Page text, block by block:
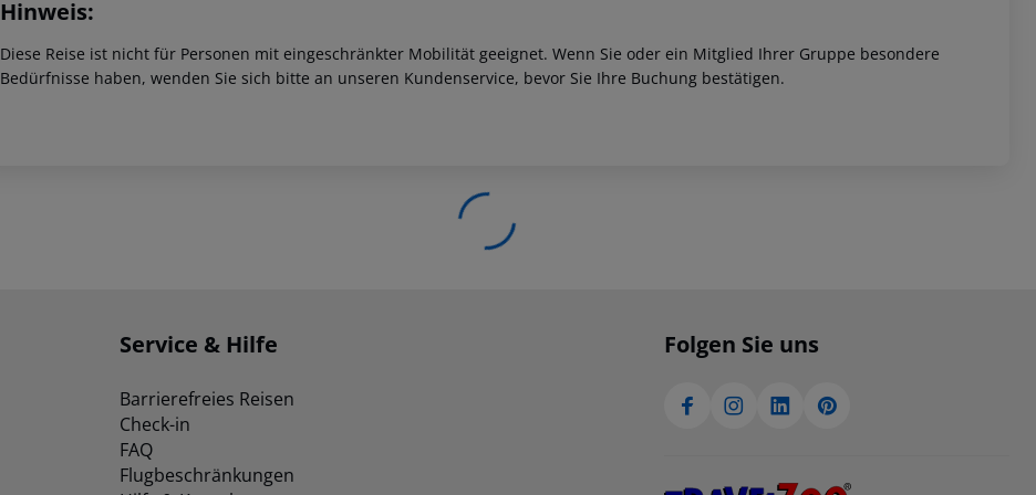
Hinweis:
Diese Reise ist nicht für Personen mit eingeschränkter Mobilität geeignet. Wenn Sie oder ein Mitglied Ihrer Gruppe besondere
Bedürfnisse haben, wenden Sie sich bitte an unseren Kundenservice, bevor Sie Ihre Buchung bestätigen.
Service & Hilfe
Barrierefreies Reisen
Check-in
FAQ
Flugbeschränkungen
Folgen Sie uns